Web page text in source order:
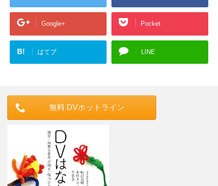
Google+ Pocket
B! はてブ LINE
無料 DVホットライン